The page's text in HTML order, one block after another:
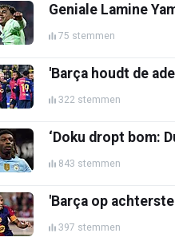
Geniale Lamine
75 stemmen
'Barça houdt de
322 stemmen
‘Doku dropt bom:
843 stemmen
'Barça op
397 stemmen